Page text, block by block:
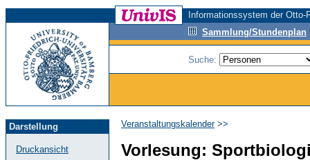
Informationssystem der
Sammlung/Stundenplan
Suche:
Darstellung
Druckansicht
Veranstaltungskalender>>
Vorlesung: